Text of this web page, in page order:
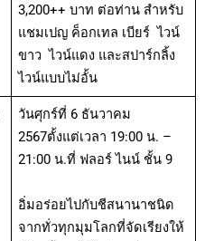
3,200++ บาท ต่อท่าน สำหรับ
แชมเปญ ค็อกเทล เบียร์ ไวน์
ขาว ไวน์แดง และสปาร์กลิ้ง
ไวน์แบบไม่อั้น
วันศุกร์ที่ 6 ธันวาคม
2567ตั้งแต่เวลา 19:00 น. –
21:00 น.ที่ ฟลอร์ ไนน์ ชั้น 9
อิ่มอร่อยไปกับชีสนานาชนิด
จากทั่วทุกมุมโลกที่จัดเรียงให้